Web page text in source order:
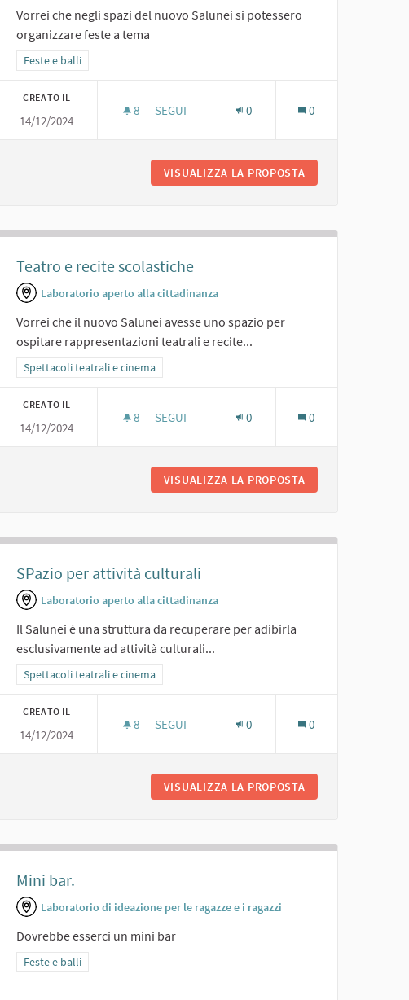
Vorrei che negli spazi del nuovo Salunei si potessero
organizzare feste a tema
Filtra i risultati per categoria: Feste e balli
Feste e balli
CREATO IL
14/12/2024
8 8 SOSTENITORI
SEGUI 0 0
VISUALIZZA LA PROPOSTA
Teatro e recite scolastiche
Laboratorio aperto alla cittadinanza
Vorrei che il nuovo Salunei avesse uno spazio per
ospitare rappresentazioni teatrali e recite...
Filtra i risultati per categoria: Spettacoli teatrali e cinema
Spettacoli teatrali e cinema
CREATO IL
14/12/2024
8 8 SOSTENITORI
SEGUI 0 0
VISUALIZZA LA PROPOSTA
SPazio per attività culturali
Laboratorio aperto alla cittadinanza
Il Salunei è una struttura da recuperare per adibirla
esclusivamente ad attività culturali...
Filtra i risultati per categoria: Spettacoli teatrali e cinema
Spettacoli teatrali e cinema
CREATO IL
14/12/2024
8 8 SOSTENITORI
SEGUI 0 0
VISUALIZZA LA PROPOSTA
Mini bar.
Laboratorio di ideazione per le ragazze e i ragazzi
Dovrebbe esserci un mini bar
Filtra i risultati per categoria: Feste e balli
Feste e balli